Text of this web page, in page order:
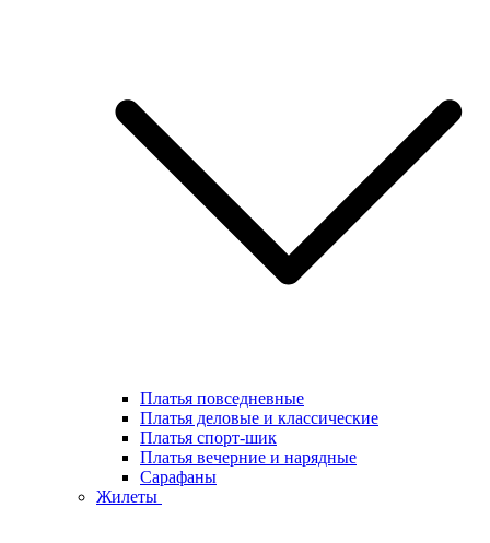
Платья повседневные
Платья деловые и классические
Платья спорт-шик
Платья вечерние и нарядные
Сарафаны
Жилеты